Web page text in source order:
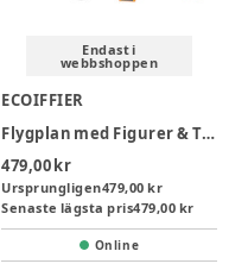
Endast i
webbshoppen
ECOIFFIER
Flygplan med Figurer & Tilllbehör
479,00 kr
Ursprungligen479,00 kr
Senaste lägsta pris479,00 kr
Online